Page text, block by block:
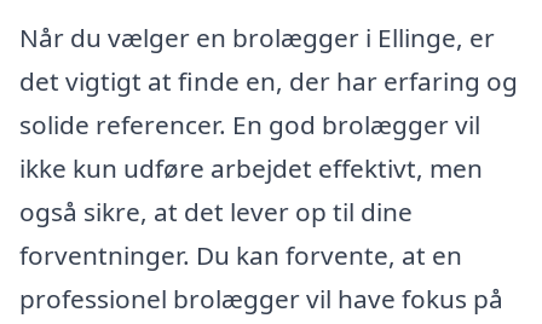
Når du vælger en brolægger i Ellinge, er
det vigtigt at finde en, der har erfaring og
solide referencer. En god brolægger vil
ikke kun udføre arbejdet effektivt, men
også sikre, at det lever op til dine
forventninger. Du kan forvente, at en
professionel brolægger vil have fokus på